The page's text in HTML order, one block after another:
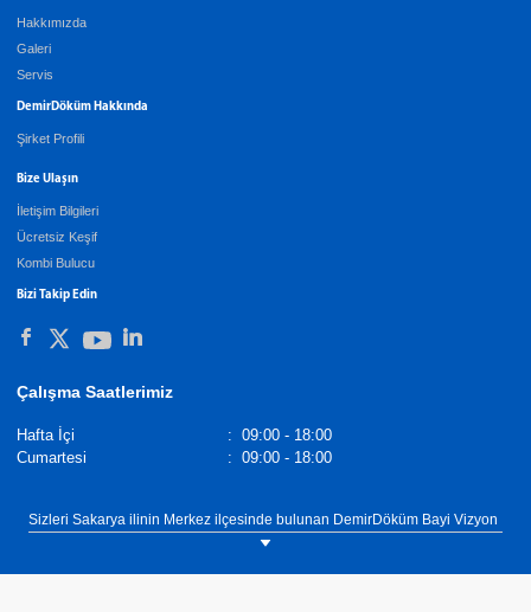
Hakkımızda
Galeri
Servis
DemirDöküm Hakkında
Şirket Profili
Bize Ulaşın
İletişim Bilgileri
Ücretsiz Keşif
Kombi Bulucu
Bizi Takip Edin
Çalışma Saatlerimiz
Hafta İçi : 09:00 - 18:00
Cumartesi
: 09:00 - 18:00
Sizleri Sakarya ilinin Merkez ilçesinde bulunan DemirDöküm Bayi Vizyon
Mühendislik showroomumuza bekliyoruz. Tel: 0(264) 279 43 44.